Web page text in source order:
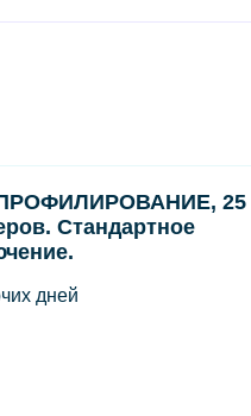
25
Стандартное
дней